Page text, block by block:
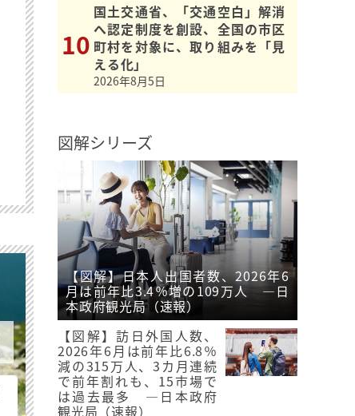
国土交通省、「交通空白」解消
へ認定制度を創設、全国の市区
町村を対象に、取り組みを「見
える化」
2026年8月5日
図解シリーズ
【図解】日本人出国者数、2026年6
月は前年比3.4％増の109万人 ―日
本政府観光局（速報）
【図解】訪日外国人数、
2026年6月は前年比6.8％
減の315万人、3カ月連続
で前年割れも、15市場で
は過去最多 ―日本政府
観光局（速報）